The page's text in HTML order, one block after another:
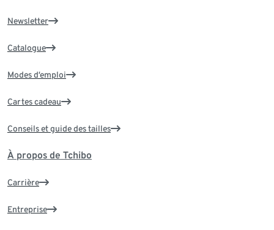
Newsletter
Catalogue
Modes d’emploi
Cartes cadeau
Conseils et guide des tailles
À propos de Tchibo
Carrière
Entreprise